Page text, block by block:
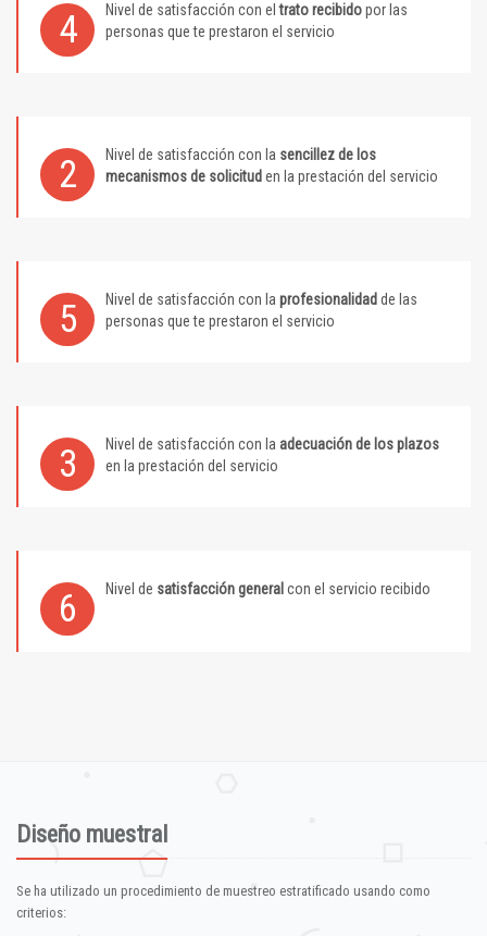
4 Nivel de satisfacción con eltrato recibidopor las
personas que te prestaron el servicio
2 Nivel de satisfacción con la sencillez de los
mecanismos de solicitud en la prestación del servicio
5 Nivel de satisfacción con la profesionalidad de las
personas que te prestaron el servicio
3 Nivel de satisfacción con la adecuación de los plazos
en la prestación del servicio
6 Nivel de satisfacción general con el servicio recibido
Diseño muestral
Se ha utilizado un procedimiento de muestreo estratificado usando como
criterios: